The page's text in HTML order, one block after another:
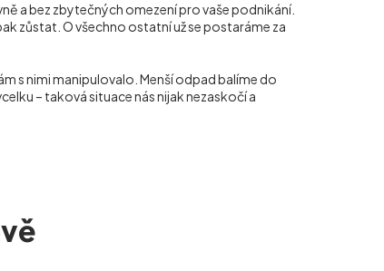
a bez zbytečných omezení pro vaše podnikání.
zůstat. O všechno ostatní už se postaráme za
s nimi manipulovalo. Menší odpad balíme do
– taková situace nás nijak nezaskočí a